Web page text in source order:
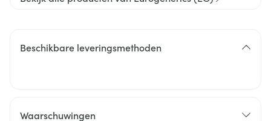
Beschikbare leveringsmethoden
Waarschuwingen